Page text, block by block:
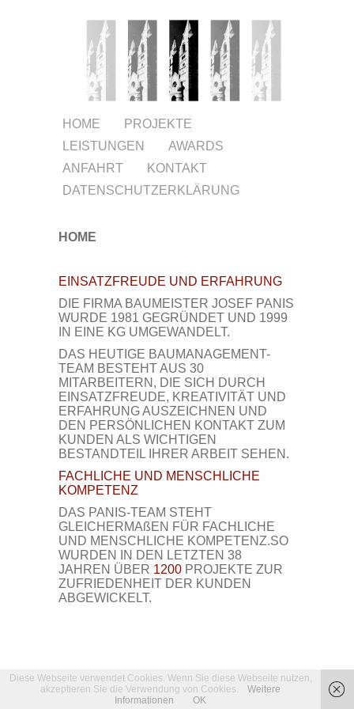
HOME
PROJEKTE
LEISTUNGEN
AWARDS
ANFAHRT
KONTAKT
DATENSCHUTZERKLÄRUNG
HOME
EINSATZFREUDE UND ERFAHRUNG
DIE FIRMA BAUMEISTER JOSEF PANIS
WURDE 1981 GEGRÜNDET UND 1999
IN EINE KG UMGEWANDELT.
DAS HEUTIGE BAUMANAGEMENT-
TEAM BESTEHT AUS 30
MITARBEITERN, DIE SICH DURCH
EINSATZFREUDE, KREATIVITÄT UND
ERFAHRUNG AUSZEICHNEN UND
DEN PERSÖNLICHEN KONTAKT ZUM
KUNDEN ALS WICHTIGEN
BESTANDTEIL IHRER ARBEIT SEHEN.
FACHLICHE UND MENSCHLICHE
KOMPETENZ
DAS PANIS-TEAM STEHT
GLEICHERMAßEN FÜR FACHLICHE
UND MENSCHLICHE KOMPETENZ.SO
WURDEN IN DEN LETZTEN 38
JAHREN ÜBER 1200 PROJEKTE ZUR
ZUFRIEDENHEIT DER KUNDEN
ABGEWICKELT.
Diese Webseite verwendet Cookies. Wenn Sie diese Webseite nutzen,
akzeptieren Sie die Verwendung von Cookies.
Weitere
Informationen
OK